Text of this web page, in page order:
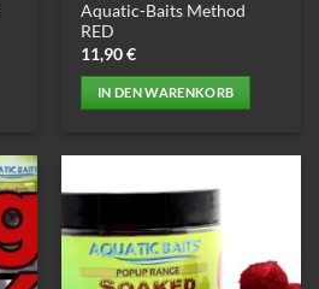
Aquatic-Baits Method
RED
11,90€
IN DEN WARENKORB